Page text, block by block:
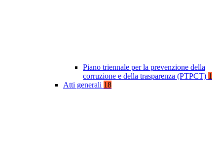
Piano triennale per la prevenzione della
corruzione e della trasparenza (PTPCT) 1
Atti generali 18